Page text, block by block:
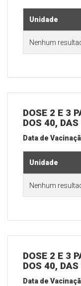
Unidade
Nenhum
DOSE 2 E 3
DOS 40,
Data de
Unidade
Nenhum
DOSE 2 E 3
DOS 40,
Data de